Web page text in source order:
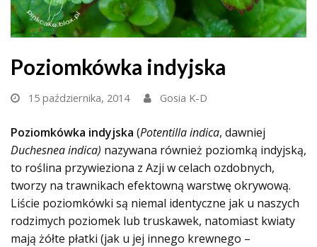
Poziomkówka indyjska
15 października, 2014 Gosia K-D
Poziomkówka indyjska (Potentilla indica, dawniej
Duchesnea indica) nazywana również poziomką indyjską,
to roślina przywieziona z Azji w celach ozdobnych,
tworzy na trawnikach efektowną warstwę okrywową.
Liście poziomkówki są niemal identyczne jak u naszych
rodzimych poziomek lub truskawek, natomiast kwiaty
mają żółte płatki (jak u jej innego krewnego –